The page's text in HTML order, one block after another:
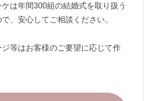
は年間300組の結婚式を取り扱う
、安心してご相談ください。
等はお客様のご要望に応じて作